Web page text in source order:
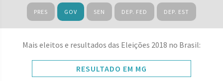
PRES GOV SEN DEP. FED DEP. EST
Mais eleitos e resultados das Eleições 2018 no Brasil:
RESULTADO EM MG